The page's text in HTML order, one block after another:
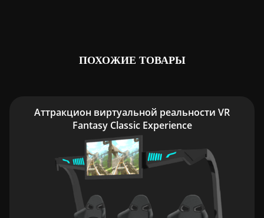
ПОХОЖИЕ ТОВАРЫ
Аттракцион виртуальной реальности VR
Fantasy Classic Experience